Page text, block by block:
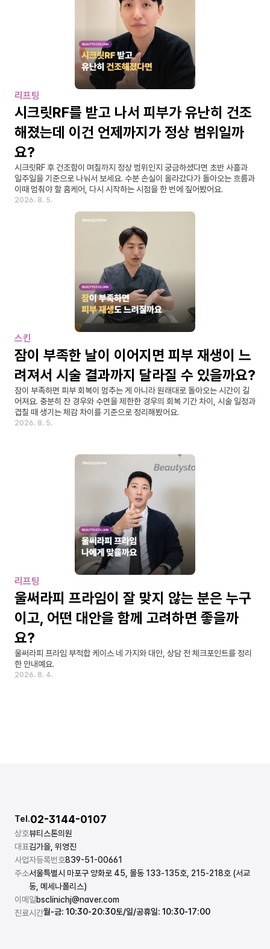
리프팅
시크릿RF를 받고 나서 피부가 유난히 건조
해졌는데 이건 언제까지가 정상 범위일까
요?
시크릿RF 후 건조함이 며칠까지 정상 범위인지 궁금하셨다면 초반 사흘과
일주일을 기준으로 나눠서 보세요. 수분 손실이 올라갔다가 돌아오는 흐름과
이때 멈춰야 할 홈케어, 다시 시작하는 시점을 한 번에 짚어봤어요.
2026. 8. 5.
스킨
잠이 부족한 날이 이어지면 피부 재생이 느
려져서 시술 결과까지 달라질 수 있을까요?
잠이 부족하면 피부 회복이 멈추는 게 아니라 원래대로 돌아오는 시간이 길
어져요. 충분히 잔 경우와 수면을 제한한 경우의 회복 기간 차이, 시술 일정과
겹칠 때 생기는 체감 차이를 기준으로 정리해봤어요.
2026. 8. 5.
리프팅
울써라피 프라임이 잘 맞지 않는 분은 누구
이고, 어떤 대안을 함께 고려하면 좋을까
요?
울써라피 프라임 부적합 케이스 네 가지와 대안, 상담 전 체크포인트를 정리
한 안내예요.
2026. 8. 4.
상호뷰티스톤의원
대표김가을, 위영진
사업자등록번호839-51-00661
주소서울특별시 마포구 양화로 45, 몰동 133-135호, 215-218호 (서교
동, 메세나폴리스)
이메일bsclinichj@naver.com
진료시간월-금: 10:30-20:30토/일/공휴일: 10:30-17:00
Tel.02-3144-0107